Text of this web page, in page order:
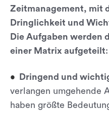
Zeitmanagement, mit
Dringlichkeit und
Die Aufgaben werden
einer Matrix aufgeteilt:
Dringend und
verlangen umgehende
haben größte